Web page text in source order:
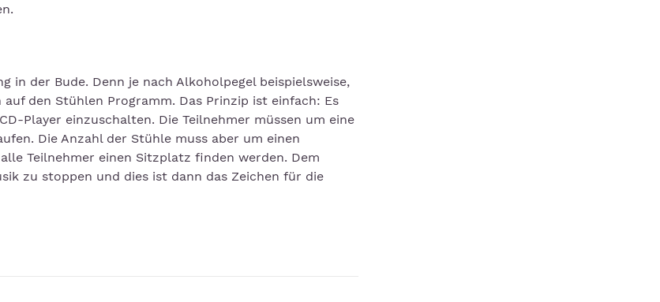
der Bude. Denn je nach Alkoholpegel beispielsweise,
den Stühlen Programm. Das Prinzip ist einfach: Es
Player einzuschalten. Die Teilnehmer müssen um eine
Die Anzahl der Stühle muss aber um einen
Teilnehmer einen Sitzplatz finden werden. Dem
zu stoppen und dies ist dann das Zeichen für die